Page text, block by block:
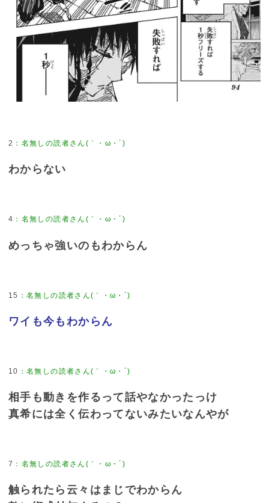
2
わからない
4
めっちゃ強いのもわからん
15
ワイも今もわからん
10
相手も動きを作るって話やなかったっけ
真希には全く伝わってないみたいなんやが
7
触られたら云々はまじでわからん